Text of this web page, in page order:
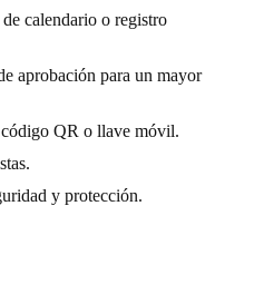
calendario o registro
aprobación para un mayor
código QR o llave móvil.
y protección.